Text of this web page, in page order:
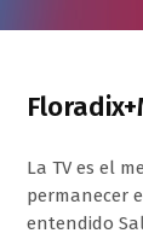
La TV es el
permanecer
entendido